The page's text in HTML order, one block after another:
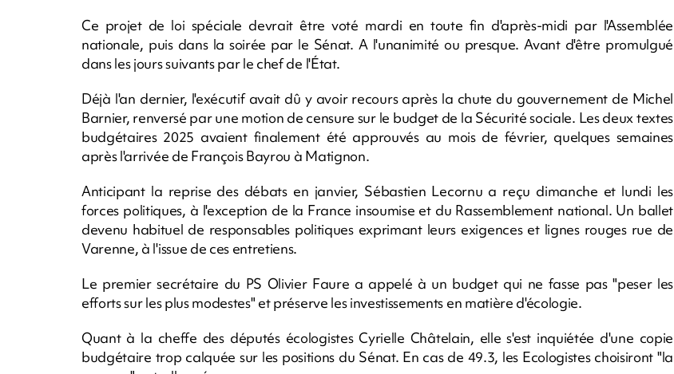
Ce projet de loi spéciale devrait être voté mardi en toute fin d'après-midi par l'Assemblée
nationale, puis dans la soirée par le Sénat. A l'unanimité ou presque. Avant d'être promulgué
dans les jours suivants par le chef de l'État.
Déjà l'an dernier, l'exécutif avait dû y avoir recours après la chute du gouvernement de Michel
Barnier, renversé par une motion de censure sur le budget de la Sécurité sociale. Les deux textes
budgétaires 2025 avaient finalement été approuvés au mois de février, quelques semaines
après l'arrivée de François Bayrou à Matignon.
Anticipant la reprise des débats en janvier, Sébastien Lecornu a reçu dimanche et lundi les
forces politiques, à l'exception de la France insoumise et du Rassemblement national. Un ballet
devenu habituel de responsables politiques exprimant leurs exigences et lignes rouges rue de
Varenne, à l'issue de ces entretiens.
Le premier secrétaire du PS Olivier Faure a appelé à un budget qui ne fasse pas "peser les
efforts sur les plus modestes" et préserve les investissements en matière d'écologie.
Quant à la cheffe des députés écologistes Cyrielle Châtelain, elle s'est inquiétée d'une copie
budgétaire trop calquée sur les positions du Sénat. En cas de 49.3, les Ecologistes choisiront "la